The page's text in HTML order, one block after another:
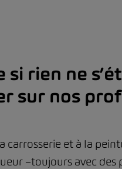
si rien ne
sur nos
carrosserie et à la
–toujours avec des